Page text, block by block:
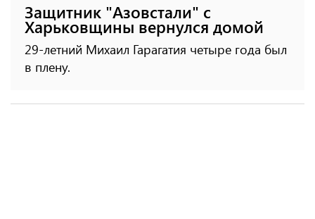
Защитник "Азовстали" с
Харьковщины вернулся домой
29-летний Михаил Гарагатия четыре года был
в плену.